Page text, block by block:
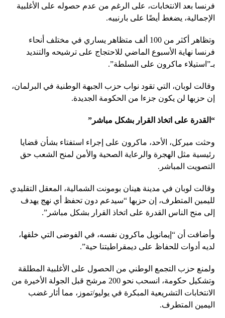
فرنسا بعد الانتخابات، على الرغم من عدم حصوله على الأغلبية
الإجمالية، يضغط أيضًا على بارنييه.
وتظاهر أكثر من 100 ألف متظاهر يساري في مختلف أنحاء
فرنسا نهاية الأسبوع الماضي للاحتجاج على ترشيحه والتنديد
بـ”استيلاء ماكرون على السلطة”.
وقالت لوبان، التي تقود نواب حزب الجبهة الوطنية في البرلمان،
إن حزبها لن يكون جزءا من الحكومة الجديدة.
“القدرة على اتخاذ القرار بشكل مباشر”
وحثت ميركل، الأحد، ماكرون على إجراء استفتاء بشأن قضايا
رئيسية مثل الهجرة والرعاية الصحية والأمن لمنح الشعب حق
التصويت المباشر.
وقالت لوبان في مدينة هينان بومونت الشمالية، المعقل التقليدي
لليمين المتطرف، إن حزبها “سيدعم دون تحفظ أي نهج يهدف
إلى منح الناس القدرة على اتخاذ القرار بشكل مباشر”.
وأضافت أن “إيمانويل ماكرون نفسه، في الفوضى التي خلقها،
لديه أدوات للحفاظ على ديمقراطيتنا حية”.
ولمنع حزب التجمع الوطني من الحصول على الأغلبية المطلقة
وتشكيل حكومة، انسحب نحو 200 مرشح قبل الجولة الأخيرة من
الانتخابات التشريعية المبكرة في يوليو/تموز، مما أثار غضب
اليمين المتطرف.